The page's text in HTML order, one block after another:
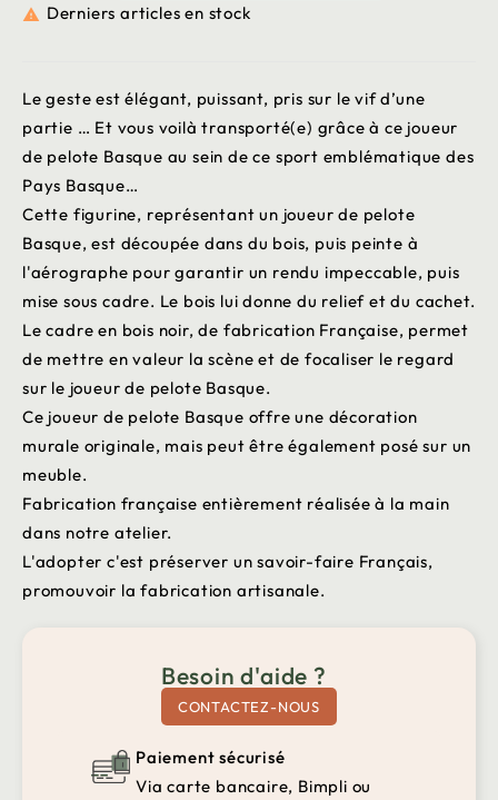
 Derniers articles en stock
Le geste est élégant, puissant, pris sur le vif d’une
partie … Et vous voilà transporté(e) grâce à ce joueur
de pelote Basque au sein de ce sport emblématique des
Pays Basque…
Cette figurine, représentant un joueur de pelote
Basque, est découpée dans du bois, puis peinte à
l'aérographe pour garantir un rendu impeccable, puis
mise sous cadre. Le bois lui donne du relief et du cachet.
Le cadre en bois noir, de fabrication Française, permet
de mettre en valeur la scène et de focaliser le regard
sur le joueur de pelote Basque.
Ce joueur de pelote Basque offre une décoration
murale originale, mais peut être également posé sur un
meuble.
Fabrication française entièrement réalisée à la main
dans notre atelier.
L'adopter c'est préserver un savoir-faire Français,
promouvoir la fabrication artisanale.
Besoin d'aide ?
CONTACTEZ-NOUS
Paiement sécurisé
Via carte bancaire, Bimpli ou